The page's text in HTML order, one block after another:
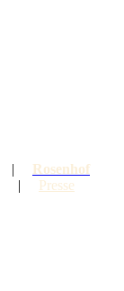
| Rosenhof
| Presse